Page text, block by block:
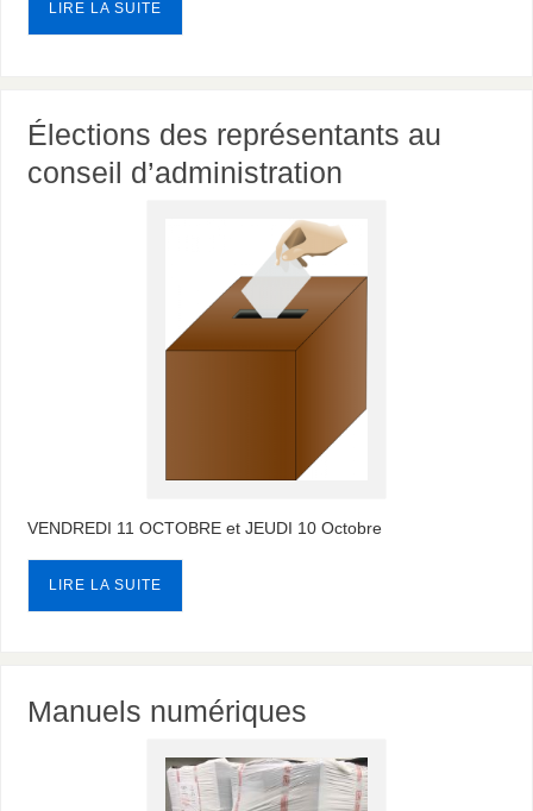
LIRE LA SUITE
Élections des représentants au
conseil d’administration
VENDREDI 11 OCTOBRE et JEUDI 10 Octobre
LIRE LA SUITE
Manuels numériques